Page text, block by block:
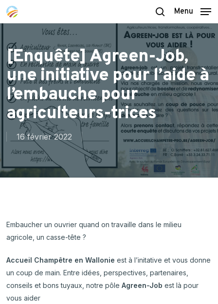
Skip
content
search
Menu
[Enquête] Agreen-Job,
une initiative pour l’aide à
l’embauche pour
agriculteurs-trices
16 février 2022
Embaucher un ouvrier quand on travaille dans le milieu
agricole, un casse-tête ?
Accueil Champêtre en Wallonie est à l’initative et vous donne
un coup de main. Entre idées, perspectives, partenaires,
conseils et bons tuyaux, notre pôleAgreen-Job est là pour
vous aider